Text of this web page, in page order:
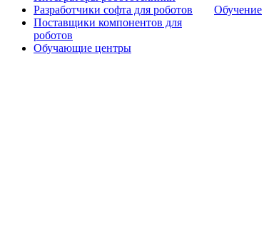
Разработчики софта для роботов
Поставщики компонентов для
роботов
Обучающие центры
Обучение